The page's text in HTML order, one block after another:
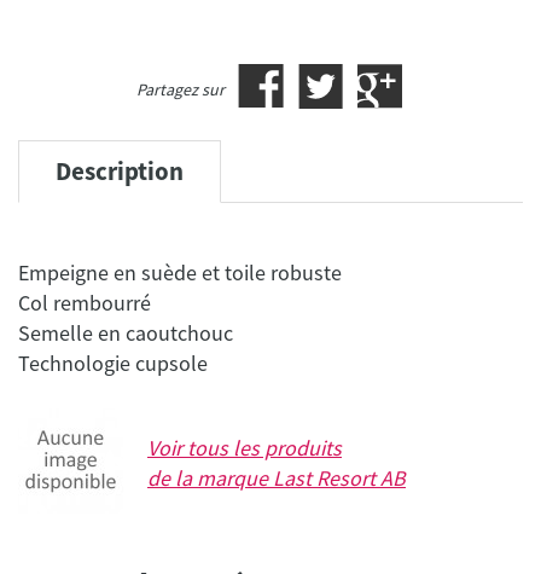
Partagez sur
Description
Empeigne en suède et toile robuste
Col rembourré
Semelle en caoutchouc
Technologie cupsole
Voir tous les produits
de la marqueLast Resort AB